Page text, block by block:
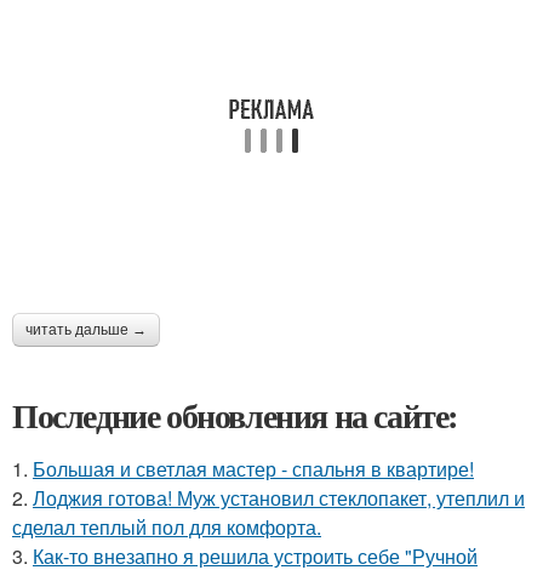
читать дальше →
Последние обновления на сайте:
1. Большая и светлая мастер - спальня в квартире!
2. Лоджия готова! Муж установил стеклопакет, утеплил и
сделал теплый пол для комфорта.
3. Как-то внезапно я решила устроить себе "Ручной